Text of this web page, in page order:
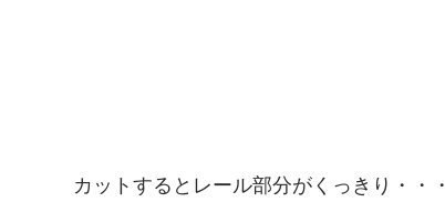
カットするとレール部分がくっきり・・・